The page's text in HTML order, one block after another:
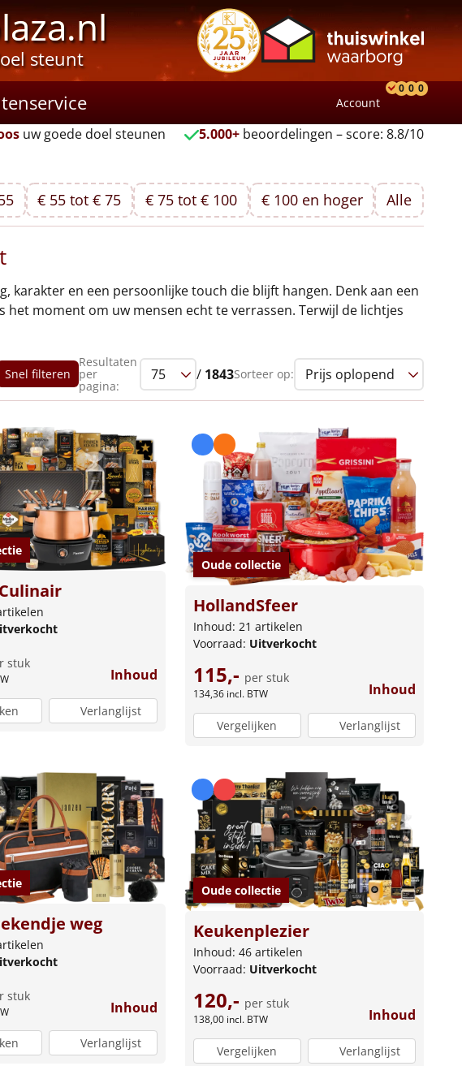
steunt
Account
0 0 0
uw goede doel steunen 5.000+ beoordelingen – score: 8.8/10
€ 55 tot € 75 € 75 tot € 100 € 100 en hoger Alle
karakter en een persoonlijke touch die blijft hangen. Denk aan een
moment om uw mensen echt te verrassen. Terwijl de lichtjes
Snel filteren
Resultaten
per
pagina:
/ 1843Sorteer op:
stuk
Inhoud
Verlanglijst
Oude collectie
HollandSfeer
Inhoud: 21 artikelen
Voorraad: Uitverkocht
115,- per stuk
134,36 incl. BTW Inhoud
Vergelijken Verlanglijst
weg
stuk
Inhoud
Verlanglijst
Oude collectie
Keukenplezier
Inhoud: 46 artikelen
Voorraad: Uitverkocht
120,- per stuk
138,00 incl. BTW Inhoud
Vergelijken Verlanglijst